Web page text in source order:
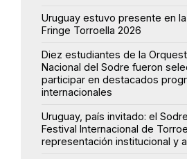
Uruguay estuvo presente en la
Fringe Torroella 2026
Diez estudiantes de la
Nacional del Sodre fueron
participar en destacados
internacionales
Uruguay, país invitado: el
Festival Internacional de
representación institucional y